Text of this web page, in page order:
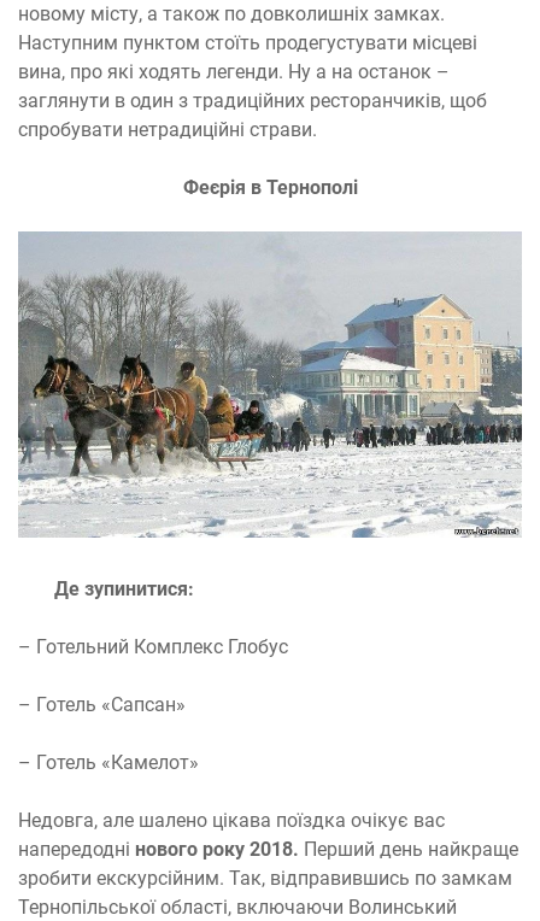
новому місту, а також по довколишніх замках.
Наступним пунктом стоїть продегустувати місцеві
вина, про які ходять легенди. Ну а на останок –
заглянути в один з традиційних ресторанчиків, щоб
спробувати нетрадиційні страви.
Феєрія в Тернополі
Де зупинитися:
– Готельний Комплекс Глобус
– Готель «Сапсан»
– Готель «Камелот»
Недовга, але шалено цікава поїздка очікує вас
напередодні нового року 2018. Перший день найкраще
зробити екскурсійним. Так, відправившись по замкам
Тернопільської області, включаючи Волинський